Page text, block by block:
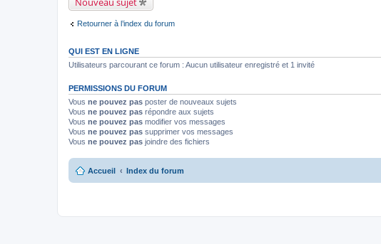
Retourner à l’index du forum
QUI EST EN LIGNE
Utilisateurs parcourant ce forum : Aucun utilisateur enregistré et 1 invité
PERMISSIONS DU FORUM
Vous ne pouvez pas poster de nouveaux sujets
Vous ne pouvez pas répondre aux sujets
Vous ne pouvez pas modifier vos messages
Vous ne pouvez pas supprimer vos messages
Vous ne pouvez pas joindre des fichiers
Accueil Index du forum